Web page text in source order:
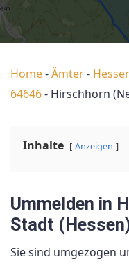
Home-Ämter-
64646- Hirschhorn
Inhalte Anzeigen
Ummelden in
Stadt
Sie sind umgezogen